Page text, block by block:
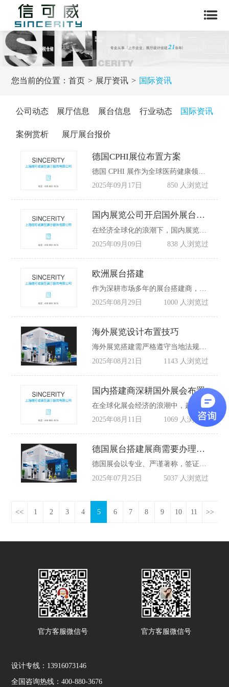
您当前的位置：首页 展厅资讯 国际资讯
公司动态 展厅信息 展台信息 行业动态 国际资讯
案例赏析 展厅展台报价
德国CPHI展位布置方案
2025年09月17日
850 人浏览过
国内展览公司开启国外展台搭建业务的原因
2025年09月09日
838 人浏览过
欧洲展台搭建
2025年08月29日
1000 人浏览过
海外展览设计布置技巧
海外展览搭建需严格遵守当地法规，包括材料环保性（如欧盟 REACH 认证）、消防安全（配备符合当地标准的灭火器与应急通道标识）、电力系统（提前确认电压与插头类型）等。建议选择有本地化团队的搭建商，确保展位布置符合展会主办方的验场要求，避免不必要的罚款或整改。
2025年08月21日
1143 人浏览过
国内搭建商深耕国外展会布置
在全球化展会经济的浪潮中，越来越多国内搭建商将业务版图拓展至国外展会布置领域。这一趋势背后，是国际展会市场的巨大潜力与国内搭建商核心竞争力的深度耦合，更折射出展会设计搭建行业从区域服务向全球供应链升级的必然路径。
2025年08月11日
1069 人浏览过
德国展台搭建展商需要办理签证嘛？
德国展会以专业、严谨著称，签证环节同样如此。只要按照“商务签证+90天规则+全套展会关系证明”三大要点准备，展商即可顺利入境完成展台搭建。提前2–3个月启动，材料一次备齐，就能把不确定性降到最低，把精力留给展位创意与现场成交。祝各位展商2025德国之行一路绿灯！
2025年07月25日
5037 人浏览过
<< 1 2 3 4 5 6 7 8 9 10 11 >>
官方客服微信号 官方客服微信号
设计专线：13916073146
全国咨询热线：400-880-3676